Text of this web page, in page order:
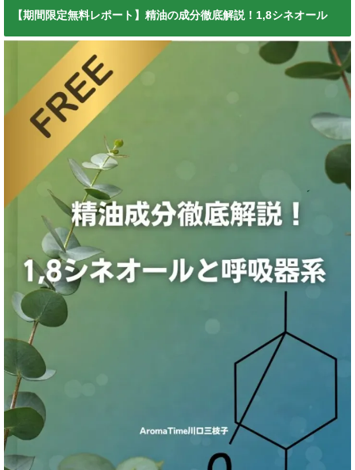
【期間限定無料レポート】精油の成分徹底解説！1,8シネオール